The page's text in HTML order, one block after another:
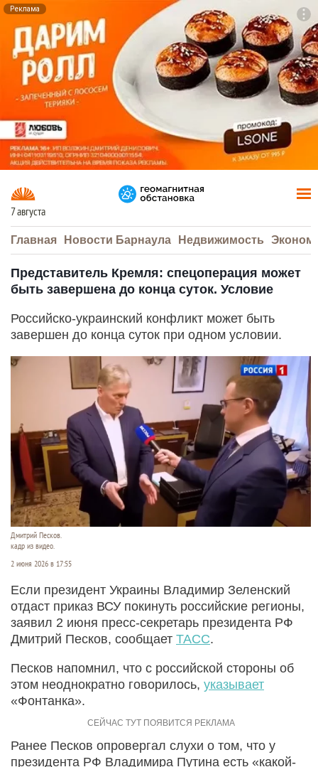
Реклама
7 августа
Главная Новости Барнаула Недвижимость
Представитель Кремля: спецоперация может
быть завершена до конца суток. Условие
Российско-украинский конфликт может быть
завершен до конца суток при одном условии.
Дмитрий Песков.
кадр из видео.
2 июня 2026 в 17:55
Если президент Украины Владимир Зеленский
отдаст приказ ВСУ покинуть российские регионы,
заявил 2 июня пресс-секретарь президента РФ
Дмитрий Песков, сообщает ТАСС.
Песков напомнил, что с российской стороны об
этом неоднократно говорилось, указывает
«Фонтанка».
Ранее Песков опровергал слухи о том, что у
президента РФ Владимира Путина есть «какой-